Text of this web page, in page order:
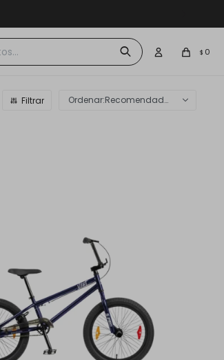
$ 0
Recomendados